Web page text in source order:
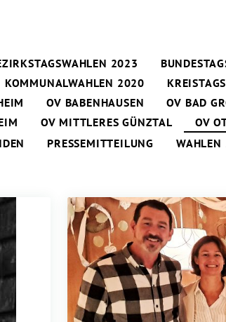
2023
KOMMUNALWAHLEN 2020
OV BABENHAUSEN OV BAD
OV MITTLERES GÜNZTAL OV
PRESSEMITTEILUNG